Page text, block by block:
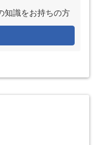
知識をお持ちの方